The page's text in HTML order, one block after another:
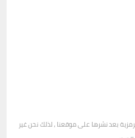
بعد نشرها على موقعنا ، لذلك نحن غير